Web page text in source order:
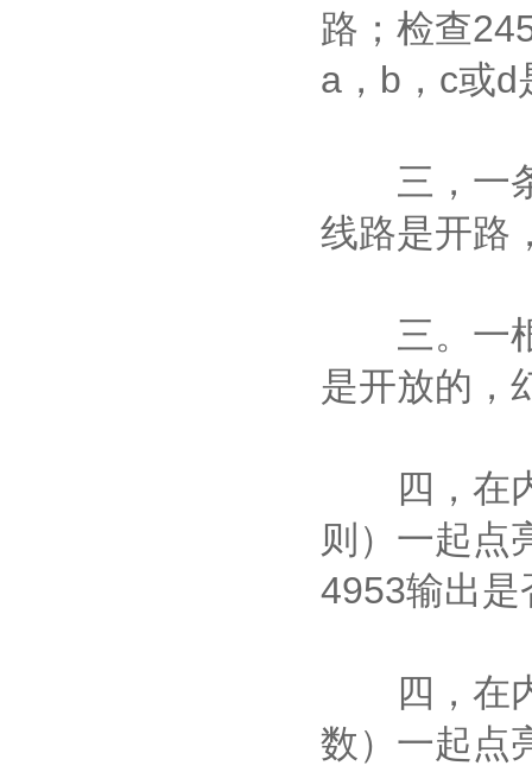
路；检查
a，b，c或d
三，一条
线路是开路
三。一根
是开放的，
四，在内
则）一起点
4953输出是
四，在内
数）一起点